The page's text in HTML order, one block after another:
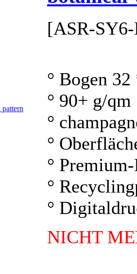
[ASR-
° Bogen
° 90+ g/qm
°
°
°
°
°
NICHT